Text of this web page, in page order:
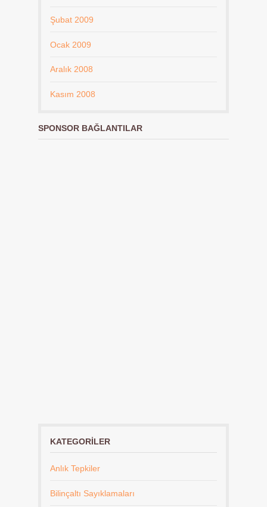
Şubat 2009
Ocak 2009
Aralık 2008
Kasım 2008
SPONSOR BAĞLANTILAR
KATEGORILER
Anlık Tepkiler
Bilinçaltı Sayıklamaları